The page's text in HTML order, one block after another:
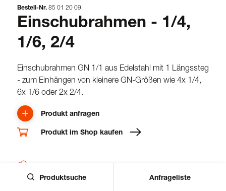
Bestell-Nr. 85 01 20 09
Einschubrahmen - 1/4,
1/6, 2/4
Einschubrahmen GN 1/1 aus Edelstahl mit 1 Längssteg
- zum Einhängen von kleinere GN-Größen wie 4x 1/4,
6x 1/6 oder 2x 2/4.
Produkt anfragen
Produkt im Shop kaufen
Produktsuche
Anfrageliste